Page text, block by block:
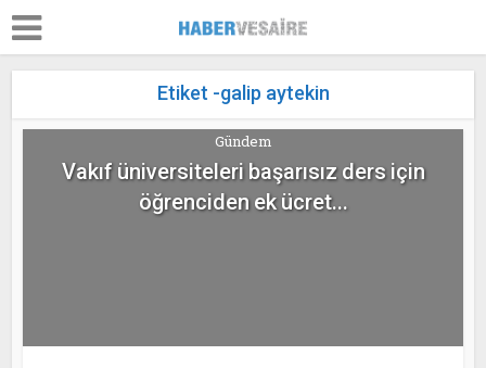
Etiket -galip aytekin
Gündem
Vakıf üniversiteleri başarısız ders için
öğrenciden ek ücret...